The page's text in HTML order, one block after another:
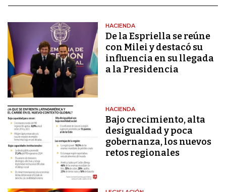
HACIENDA
De la Espriella se reúne
con Milei y destacó su
influencia en su llegada
a la Presidencia
HACIENDA
Bajo crecimiento, alta
desigualdad y poca
gobernanza, los nuevos
retos regionales